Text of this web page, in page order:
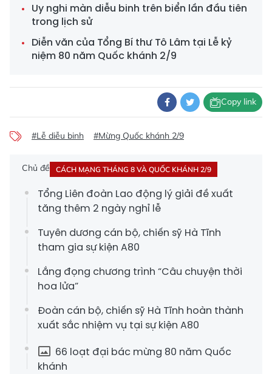
Uy nghi màn diễu binh trên biển lần đầu tiên
trong lịch sử
Diễn văn của Tổng Bí thư Tô Lâm tại Lễ kỷ
niệm 80 năm Quốc khánh 2/9
Copy link
#Lễ diễu binh #Mừng Quốc khánh 2/9
Chủ đề CÁCH MẠNG THÁNG 8 VÀ QUỐC KHÁNH 2/9
Tổng Liên đoàn Lao động lý giải đề xuất
tăng thêm 2 ngày nghỉ lễ
Tuyên dương cán bộ, chiến sỹ Hà Tĩnh
tham gia sự kiện A80
Lắng đọng chương trình “Câu chuyện thời
hoa lửa”
Đoàn cán bộ, chiến sỹ Hà Tĩnh hoàn thành
xuất sắc nhiệm vụ tại sự kiện A80
66 loạt đại bác mừng 80 năm Quốc
khánh